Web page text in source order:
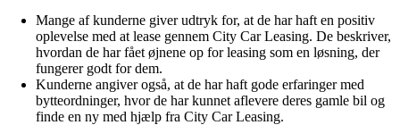
Mange af kunderne giver udtryk for, at de har haft en positiv
oplevelse med at lease gennem City Car Leasing. De beskriver,
hvordan de har fået øjnene op for leasing som en løsning, der
fungerer godt for dem.
Kunderne angiver også, at de har haft gode erfaringer med
bytteordninger, hvor de har kunnet aflevere deres gamle bil og
finde en ny med hjælp fra City Car Leasing.